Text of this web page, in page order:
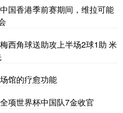
国香港季前赛期间，维拉可能
西角球送助攻上半场2球1助 米
馆的疗愈功能
项世界杯中国队7金收官